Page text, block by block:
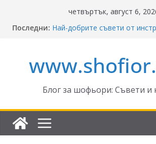
четвъртък, август 6,
Последни: Най-добрите съвети от
пътищата на България – в
ВНИМАНИЕ: Франция
Отнемане на контролни
Промени в Закона за
Какво трябва да знаят
Блог за шофьори: Съвети и